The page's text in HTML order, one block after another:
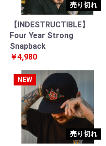
売り切れ
【INDESTRUCTIBLE】
Four Year Strong
Snapback
￥4,980
NEW
売り切れ